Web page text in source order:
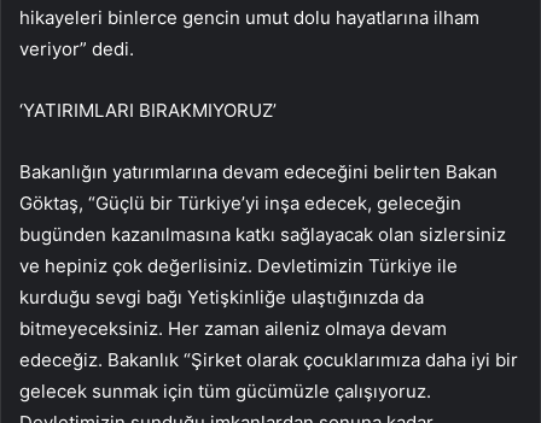
hikayeleri binlerce gencin umut dolu hayatlarına ilham
veriyor” dedi.
‘YATIRIMLARI BIRAKMIYORUZ’
Bakanlığın yatırımlarına devam edeceğini belirten Bakan
Göktaş, “Güçlü bir Türkiye’yi inşa edecek, geleceğin
bugünden kazanılmasına katkı sağlayacak olan sizlersiniz
ve hepiniz çok değerlisiniz. Devletimizin Türkiye ile
kurduğu sevgi bağı Yetişkinliğe ulaştığınızda da
bitmeyeceksiniz. Her zaman aileniz olmaya devam
edeceğiz. Bakanlık “Şirket olarak çocuklarımıza daha iyi bir
gelecek sunmak için tüm gücümüzle çalışıyoruz.